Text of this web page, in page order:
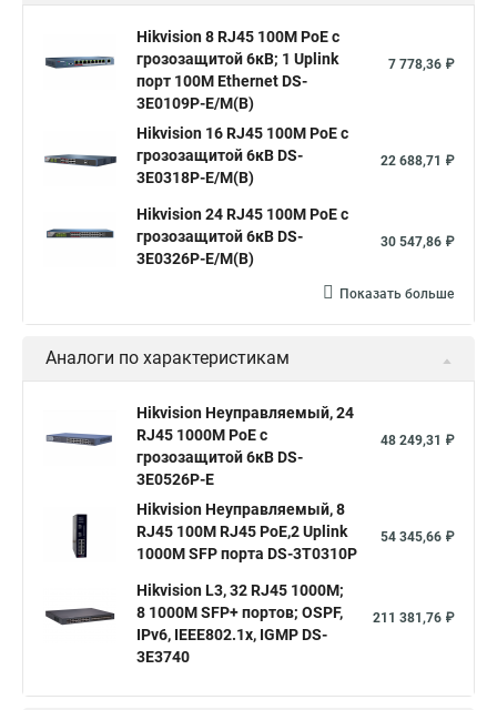
Коммутатор что такое D link коммутатор на 48 портов
Коммутатор атс это Что такое уровни коммутаторов
Коммутатор принцип работы коммутатора
Hp коммутатор 24 портов Коммутатор mes2424p
Что такое интерфейс коммутатора
Настройка коммутаторы cisco Купим коммутаторы
Hikvision 8 RJ45 100M PoE с
грозозащитой 6кВ; 1 Uplink
порт 100М Ethernet DS-
3E0109P-E/M(B)
7 778,36 ₽
Hikvision 16 RJ45 100M PoE с
грозозащитой 6кВ DS-
3E0318P-E/M(B)
22 688,71 ₽
Hikvision 24 RJ45 100M PoE с
грозозащитой 6кВ DS-
3E0326P-E/M(B)
30 547,86 ₽
Показать больше
Аналоги по характеристикам
Hikvision Неуправляемый, 24
RJ45 1000M PoE с
грозозащитой 6кВ DS-
3E0526P-E
48 249,31 ₽
Hikvision Неуправляемый, 8
RJ45 100M RJ45 PoE,2 Uplink
1000М SFP порта DS-3T0310P
54 345,66 ₽
Hikvision L3, 32 RJ45 1000M;
8 1000M SFP+ портов; OSPF,
IPv6, IEEE802.1x, IGMP DS-
3E3740
211 381,76 ₽